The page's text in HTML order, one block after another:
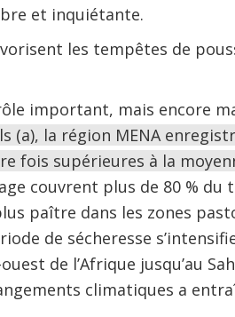
et inquiétante.
les tempêtes de
important, mais encore
(a), la région MENA
fois supérieures à la
couvrent plus de 80 %
paître dans les zones
de sécheresse
de l’Afrique jusqu’au
climatiques a